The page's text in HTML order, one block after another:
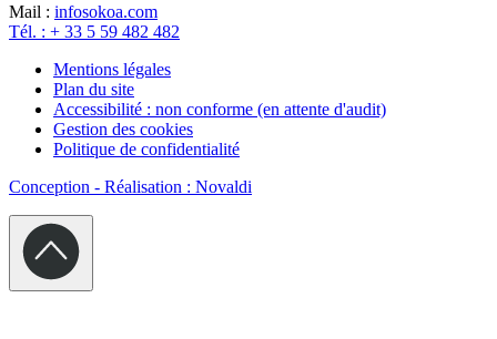
Mail : infosokoa.com
Tél. : + 33 5 59 482 482
Mentions légales
Plan du site
Accessibilité : non conforme (en attente d'audit)
Gestion des cookies
Politique de confidentialité
Conception - Réalisation : Novaldi